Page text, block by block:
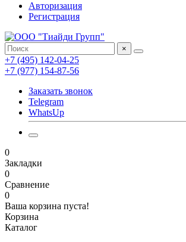
Авторизация
Регистрация
×
+7 (495) 142-04-25
+7 (977) 154-87-56
Заказать звонок
Telegram
WhatsUp
0
Закладки
0
Сравнение
0
Ваша корзина пуста!
Корзина
Каталог